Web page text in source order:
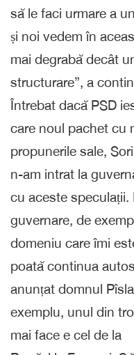
să le faci urmare a
și noi vedem în
mai degrabă decât
structurare”, a
Întrebat dacă PSD
care noul pachet cu
propunerile sale,
n-am intrat la
cu aceste speculații.
guvernare, de
domeniu care îmi
poată continua
anunțat domnul
exemplu, unul din
mai face e cel de la